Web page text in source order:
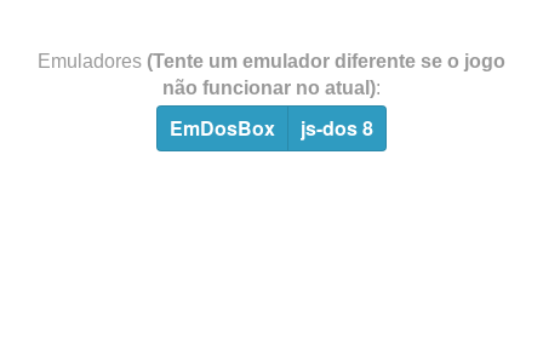
Emuladores (Tente um emulador diferente se o jogo
não funcionar no atual):
EmDosBox js-dos 8